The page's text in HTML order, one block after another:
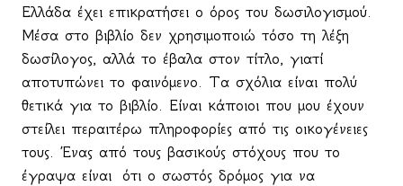
Ελλάδα έχει επικρατήσει ο όρος του δωσιλογισμού.
Μέσα στο βιβλίο δεν χρησιμοποιώ τόσο τη λέξη
δωσίλογος, αλλά το έβαλα στον τίτλο, γιατί
αποτυπώνει το φαινόμενο. Τα σχόλια είναι πολύ
θετικά για το βιβλίο. Είναι κάποιοι που μου έχουν
στείλει περαιτέρω πληροφορίες από τις οικογένειες
τους. Ένας από τους βασικούς στόχους που το
έγραψα είναι
ότι ο σωστός δρόμος για να